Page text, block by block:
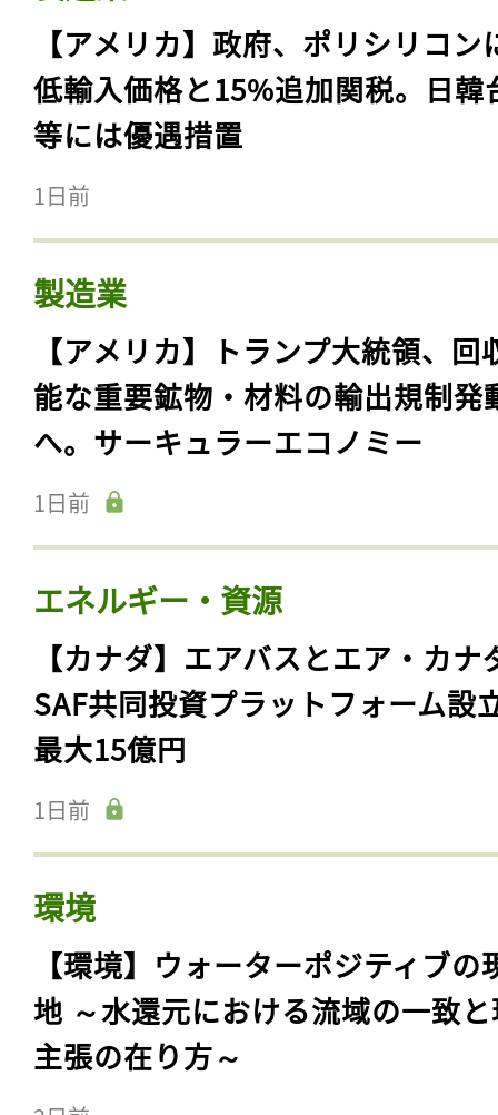
【アメリカ】政府、ポリシリコン
低輸入価格と15%追加関税。日韓
等には優遇措置
1日前
製造業
【アメリカ】トランプ大統領、回
能な重要鉱物・材料の輸出規制発
へ。サーキュラーエコノミー
1日前
エネルギー・資源
【カナダ】エアバスとエア・カナ
SAF共同投資プラットフォーム設
最大15億円
1日前
環境
【環境】ウォーターポジティブの
地 ～水還元における流域の一致
主張の在り方～